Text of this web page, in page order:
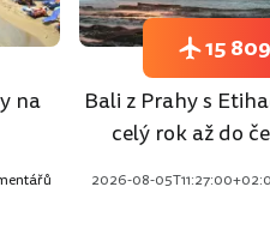
na
Bali z Prahy s
celý rok až do
2026-08-
15